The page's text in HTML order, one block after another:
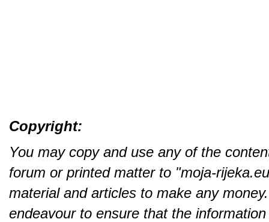
Copyright:
You may copy and use any of the
forum or printed matter to "moja-
material and articles to make any
endeavour to ensure that the